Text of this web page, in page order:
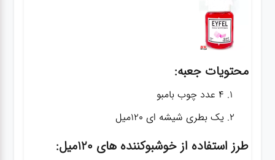
محتویات جعبه:
4 عدد چوب بامبو
یک بطری شیشه ای 120میل
طرز استفاده از خوشبوکننده های 120میل: